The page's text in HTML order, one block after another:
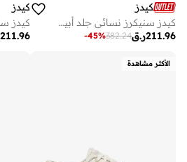
كيدز
كيدز سنيكرز نسائي جلد أبيض
ر.ق211.96
382.24
-45%
كيدز
211.96
الأكثر مشاهدة